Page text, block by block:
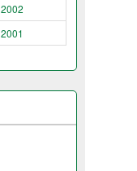
2002
2001